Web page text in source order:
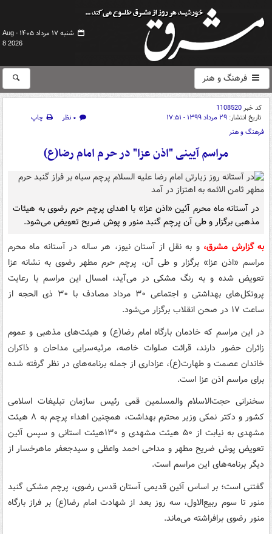
شنبه ۱۷ مرداد ۱۴۰۵ -
Aug
8 2026
فرهنگ و هنر
کد خبر1108520
تاریخ انتشار: ۲۹ مرداد ۱۳۹۹ - ۱۷:۵۱ ۰ نظر
چاپ
فرهنگ و هنر
مراسم آیینی "اذن عزا" در حرم امام رضا(ع)
در آستانه ماه محرم آئین «اذن عزا» با اهدای پرچم حرم رضوی به هیئات
مذهبی برگزار و طی آن پرچم گنبد منور و پوش ضریح تعویض می‌شود.
به گزارش مشرق، و به نقل از آستان نیوز، هر ساله در آستانه ماه محرم
مراسم «اذن عزا» برگزار و طی آن، پرچم حرم مطهر رضوی به‌ نشانه عزا
تعویض شده و به رنگ مشکی در می‌آید، امسال این مراسم با رعایت
پروتکل‌های بهداشتی و اجتماعی ۳۰ مرداد مصادف با ۳۰ ذی الحجه از
ساعت ۱۷ در صحن انقلاب برگزار می‌شود.
در این مراسم که خادمان بارگاه امام رضا(ع) و هیئت‌های مذهبی و عموم
زائران حضور دارند، قرائت صلوات خاصه، مرثیه‌سرایی مداحان و ذاکران
خاندان عصمت و طهارت(ع)، عزاداری از جمله برنامه‌های در نظر گرفته شده
برای مراسم اذن عزا است.
سخنرانی حجت‌الاسلام والمسلمین قمی رئیس سازمان تبلیغات اسلامی
کشور و دکتر نمکی وزیر محترم بهداشت، همچنین اهداء پرچم به ۸ هیئت
مشهدی به نیابت از ۵۰ هیئت مشهدی و ۱۳۰هیئت استانی و سپس آئین
تعویض پوش ضریح مطهر و مداحی احمد واعظی و سیدجعفر ماهرخسار از
دیگر برنامه‌های این مراسم است.
گفتنی است؛ بر اساس آئین قدیمی آستان قدس رضوی، پرچم مشکی گنبد
منور تا سوم ربیع‌الاول، سه روز بعد از شهادت امام رضا(ع) بر فراز بارگاه
منور رضوی برافراشته می‌ماند.